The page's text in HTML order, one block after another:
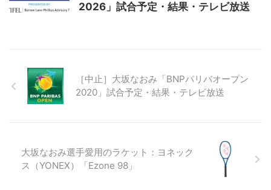
2026」試合予定・結果・テレビ放送
［中止］大坂なおみ「BNPパリバオープン
2020」試合予定・結果・テレビ放送
大坂なおみ選手愛用のラケット：ヨネック
ス（YONEX）「Ezone 98」